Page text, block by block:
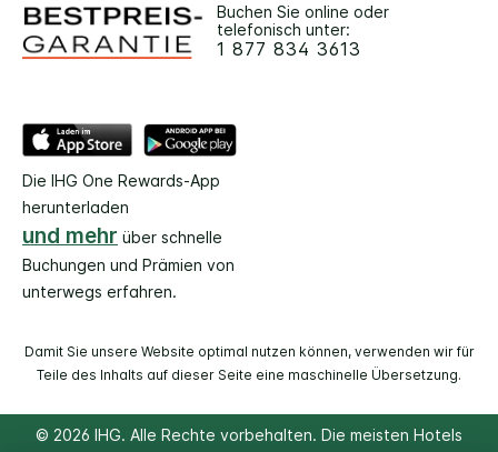
Buchen Sie online oder
telefonisch unter:
1 877 834 3613
Die IHG One Rewards-App
herunterladen
und mehr über schnelle
Buchungen und Prämien von
unterwegs erfahren.
Damit Sie unsere Website optimal nutzen können, verwenden wir für
Teile des Inhalts auf dieser Seite eine maschinelle Übersetzung.
© 2026 IHG. Alle Rechte vorbehalten. Die meisten Hotels